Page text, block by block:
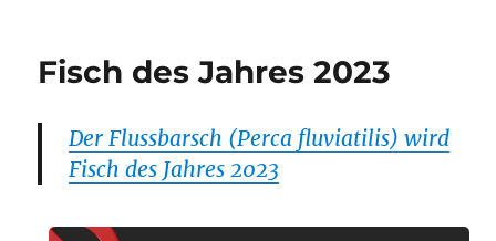
Fisch des Jahres 2023
Der Flussbarsch (Perca fluviatilis) wird
Fisch des Jahres 2023